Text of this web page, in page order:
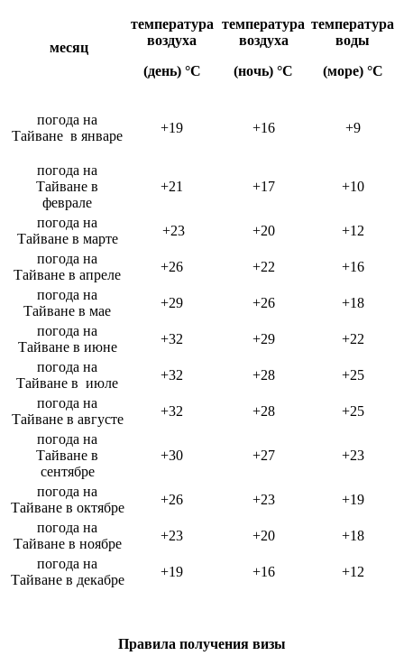
месяц
температура
воздуха
(день) °C
температура
воздуха
(ночь) °C
температура
воды
(море) °C
погода на
Тайване в январе
+19 +16 +9
погода на
Тайване в
феврале
+21 +17 +10
погода на
Тайване в марте
+23 +20
+12
погода на
Тайване в апреле
+26 +22
+16
погода на
Тайване в мае
+29 +26
+18
погода на
Тайване в июне
+32 +29
+22
погода на
Тайване в июле
+32 +28
+25
погода на
Тайване в августе
+32 +28
+25
погода на
Тайване в
сентябре
+30 +27 +23
погода на
Тайване в октябре
+26 +23
+19
погода на
Тайване в ноябре
+23 +20
+18
погода на
Тайване в декабре
+19 +16 +12
Правила получения визы